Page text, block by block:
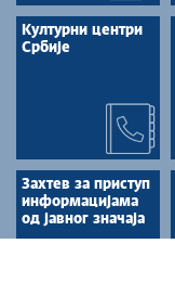
Културни центри
Србије
Захтев за приступ
информацијама
од јавног значаја